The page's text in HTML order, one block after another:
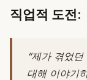
직업적 도전:
“제가 겪었
대해 이야기